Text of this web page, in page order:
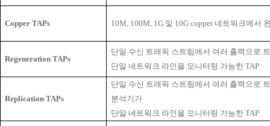
Copper TAPs 10M, 100M, 1G 및 10G copper 네트워크에서
Regeneration TAPs
단일 수신 트래픽 스트림에서 여러 출력으로
단일 네트워크 라인을 모니터링 가능한 TAP
Replication TAPs
단일 수신 트래픽 스트림에서 여러 출력으로
분석기가
단일 네트워크 라인을 모니터링 가능한 TAP